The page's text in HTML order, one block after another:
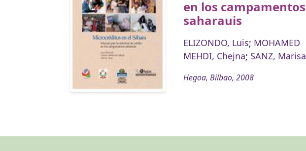
en los campamentos
saharauis
ELIZONDO, Luis; MOHAMED
MEHDI, Chejna; SANZ, Marisa
Hegoa, Bilbao, 2008